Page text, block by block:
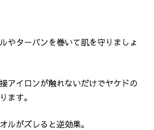
やターバンを巻いて肌を守りましょ
アイロンが触れないだけでヤケドの
ます。
ルがズレると逆効果。